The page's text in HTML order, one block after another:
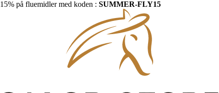
15% på fluemidler med koden : SUMMER-FLY15